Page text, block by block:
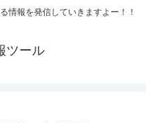
情報を発信していきますよー！！
ツール